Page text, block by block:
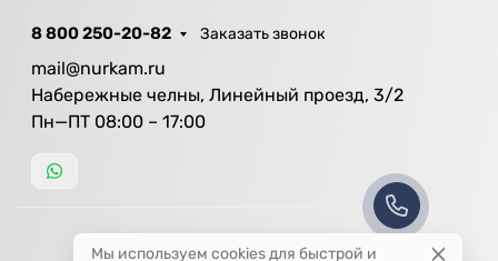
8 800 250-20-82 Заказать звонок
mail@nurkam.ru
Набережные челны, Линейный проезд, 3/2
Пн—ПТ 08:00 – 17:00
Мы используем cookies для быстрой и